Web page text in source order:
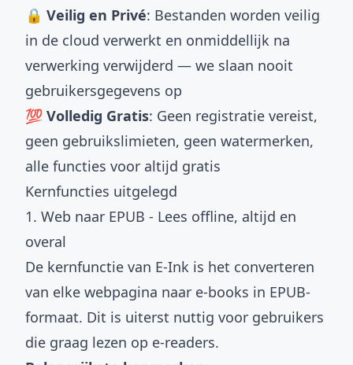
🔒 Veilig en Privé: Bestanden worden veilig
in de cloud verwerkt en onmiddellijk na
verwerking verwijderd — we slaan nooit
gebruikersgegevens op
💯 Volledig Gratis: Geen registratie vereist,
geen gebruikslimieten, geen watermerken,
alle functies voor altijd gratis
Kernfuncties uitgelegd
1. Web naar EPUB - Lees offline, altijd en
overal
De kernfunctie van E-Ink is het converteren
van elke webpagina naar e-books in EPUB-
formaat. Dit is uiterst nuttig voor gebruikers
die graag lezen op e-readers.